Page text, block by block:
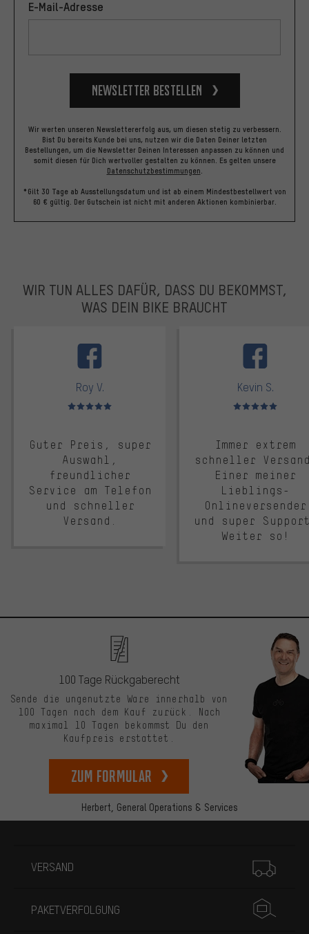
E-Mail-Adresse
Newsletter bestellen
Wir werten unseren Newslettererfolg aus, um diesen stetig zu verbessern.
Bist Du bereits Kunde bei uns, nutzen wir die Daten Deiner letzten
Bestellungen, um die Newsletter Deinen Interessen anpassen zu können und
somit diesen für Dich wertvoller gestalten zu können. Es gelten unsere
Datenschutzbestimmungen.
*Gilt 30 Tage ab Ausstellungsdatum und ist ab einem Mindestbestellwert von
60 € gültig. Der Gutschein ist nicht mit anderen Aktionen kombinierbar.
WIR TUN ALLES DAFÜR, DASS DU BEKOMMST,
WAS DEIN BIKE BRAUCHT
Roy V.
Bewertungen: 5 von 5
Guter Preis, super
Auswahl,
freundlicher
Service am Telefon
und schneller
Versand.
Kevin S.
Bewertungen: 5 von 5
Immer extrem
schneller
Einer meiner
Lieblings-
Onlineversender
und super
Weiter so!
Herbert, General Operations & Services
100 Tage Rückgaberecht
Sende die ungenutzte Ware innerhalb von
100 Tagen nach dem Kauf zurück. Nach
maximal 10 Tagen bekommst Du den
Kaufpreis erstattet.
zum Formular
VERSAND
PAKETVERFOLGUNG